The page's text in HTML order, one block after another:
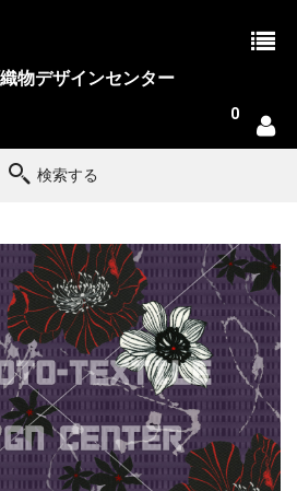
物デザインセンター
0
検索する